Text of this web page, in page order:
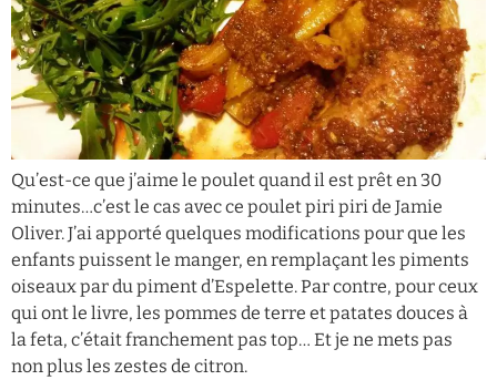
Qu’est-ce que j’aime le poulet quand il est prêt en 30
minutes…c’est le cas avec ce poulet piri piri de Jamie
Oliver. J’ai apporté quelques modifications pour que les
enfants puissent le manger, en remplaçant les piments
oiseaux par du piment d’Espelette. Par contre, pour ceux
qui ont le livre, les pommes de terre et patates douces à
la feta, c’était franchement pas top… Et je ne mets pas
non plus les zestes de citron.